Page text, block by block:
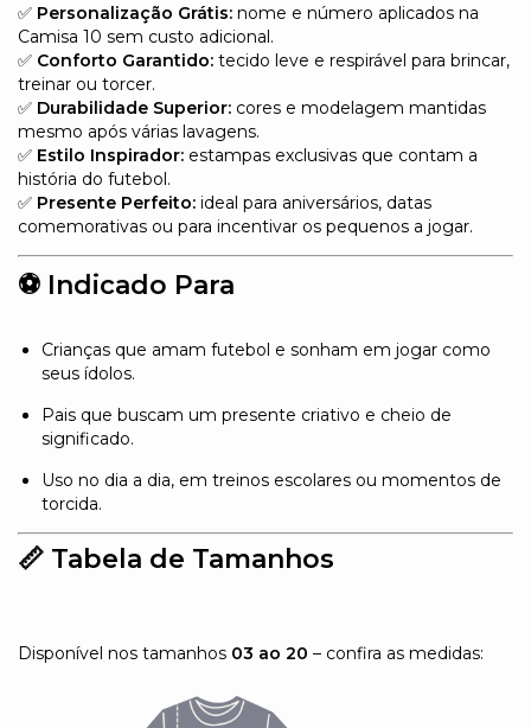
✅ Personalização Grátis: nome e número aplicados na
Camisa 10 sem custo adicional.
✅ Conforto Garantido: tecido leve e respirável para brincar,
treinar ou torcer.
✅ Durabilidade Superior: cores e modelagem mantidas
mesmo após várias lavagens.
✅ Estilo Inspirador: estampas exclusivas que contam a
história do futebol.
✅ Presente Perfeito: ideal para aniversários, datas
comemorativas ou para incentivar os pequenos a jogar.
⚽ Indicado Para
Crianças que amam futebol e sonham em jogar como
seus ídolos.
Pais que buscam um presente criativo e cheio de
significado.
Uso no dia a dia, em treinos escolares ou momentos de
torcida.
📏 Tabela de Tamanhos
Disponível nos tamanhos 03 ao 20 – confira as medidas: